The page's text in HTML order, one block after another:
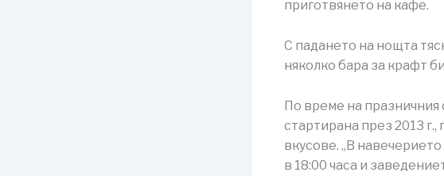
приготвянето на кафе.
С падането на нощта
няколко бара за крафт
По време на празничния
стартирана през 2013
вкусове. „В
в 18:00 часа и